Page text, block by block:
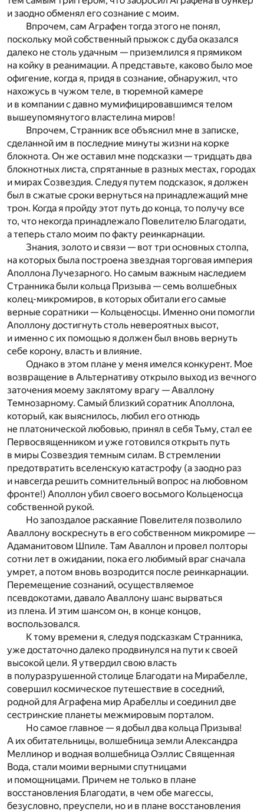
и заодно обменял его сознание с моим.
Впрочем, сам Аграфен тогда этого не понял,
поскольку мой собственный прыжок с дуба оказался
далеко не столь удачным — приземлился я прямиком
на койку в реанимации. А представьте, каково было мое
офигение, когда я, придя в сознание, обнаружил, что
нахожусь в чужом теле, в тюремной камере
и в компании с давно мумифицировавшимся телом
вышеупомянутого властелина миров!
Впрочем, Странник все объяснил мне в записке,
сделанной им в последние минуты жизни на корке
блокнота. Он же оставил мне подсказки — тридцать два
блокнотных листа, спрятанные в разных местах, городах
и мирах Созвездия. Следуя путем подсказок, я должен
был в сжатые сроки вернуться на принадлежащий мне
трон. Когда я пройду этот путь до конца, то получу все
то, что некогда принадлежало Повелителю Благодати,
а теперь стало моим по факту реинкарнации.
Знания, золото и связи — вот три основных столпа,
на которых была построена звездная торговая империя
Аполлона Лучезарного. Но самым важным наследием
Странника были кольца Призыва — семь волшебных
колец-микромиров, в которых обитали его самые
верные соратники — Кольценосцы. Именно они помогли
Аполлону достигнуть столь невероятных высот,
и именно с их помощью я должен был вновь вернуть
себе корону, власть и влияние.
Однако в этом плане у меня имелся конкурент. Мое
возвращение в Альтернативу открыло выход из вечного
заточения моему заклятому врагу — Аваллону
Темнозарному. Самый близкий соратник Аполлона,
который, как выяснилось, любил его отнюдь
не платонической любовью, принял в себя Тьму, стал ее
Первосвященником и уже готовился открыть путь
в миры Созвездия темным силам. В стремлении
предотвратить вселенскую катастрофу (а заодно раз
и навсегда решить сомнительный вопрос на любовном
фронте!) Аполлон убил своего восьмого Кольценосца
собственной рукой.
Но запоздалое раскаяние Повелителя позволило
Аваллону воскреснуть в его собственном микромире —
Адаманитовом Шпиле. Там Аваллон и провел полторы
сотни лет в ожидании, пока его любимый враг сначала
умрет, а потом вновь возродится после реинкарнации.
Перемещение сознаний, осуществляемое
псевдокотами, давало Аваллону шанс вырваться
из плена. И этим шансом он, в конце концов,
воспользовался.
К тому времени я, следуя подсказкам Странника,
уже достаточно далеко продвинулся на пути к своей
высокой цели. Я утвердил свою власть
в полуразрушенной столице Благодати на Мирабелле,
совершил космическое путешествие в соседний,
родной для Аграфена мир Арабеллы и соединил две
сестринские планеты межмировым порталом.
Но самое главное — я добыл два кольца Призыва!
А их обитательницы, волшебница земли Александра
Меллинор и водная волшебница Оэллис Священная
Вода, стали моими верными спутницами
и помощницами. Причем не только в плане
восстановления Благодати, в чем обе магессы,
безусловно, преуспели, но и в плане восстановления